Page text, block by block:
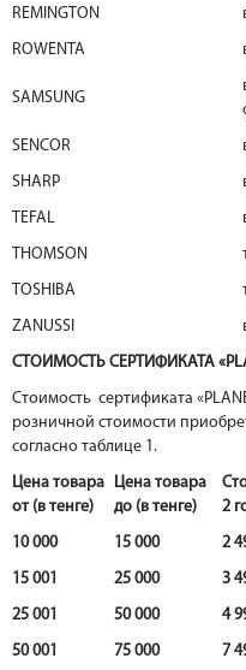
REMINGTON
ROWENTA
SAMSUNG
SENCOR
SHARP
TEFAL
THOMSON
TOSHIBA
ZANUSSI
СТОИМОСТЬ СЕРТИФИКАТА
Стоимость сертификата
розничной стоимости
согласно таблице 1.
Цена товара
от (в тенге)
Цена товара
до (в тенге)
2
10 000
15 000 2
15 001
25 000 3
25 001
50 000 4
50 001
75 000 7